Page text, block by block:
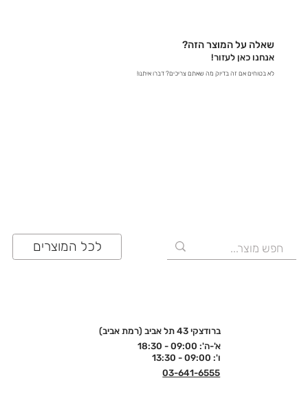
ולוודא שתעשו את הבחירה הנכונה!
שאלה על המוצר הזה?
אנחנו כאן לעזור!
לא בטוחים אם זה בדיוק מה שאתם צריכים? דברו איתנו!
לכל המוצרים
ברודצקי 43 תל אביב (רמת אביב)
א'-ה': 09:00 - 18:30
ו': 09:00 - 13:30
03-641-6555